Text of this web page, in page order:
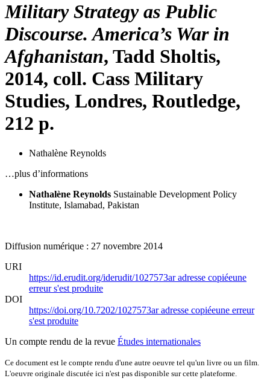
Military Strategy as Public
Discourse. America’s War in
Afghanistan, Tadd Sholtis,
2014, coll. Cass Military
Studies, Londres, Routledge,
212 p.
Nathalène Reynolds
…plus d’informations
Nathalène Reynolds Sustainable Development Policy
Institute, Islamabad, Pakistan
Diffusion numérique : 27 novembre 2014
URI
https://id.erudit.org/iderudit/1027573aradresse copiéeune
erreur s'est produite
DOI
https://doi.org/10.7202/1027573aradresse copiéeune erreur
s'est produite
Un compte rendu de la revue Études internationales
Ce document est le compte rendu d'une autre oeuvre tel qu'un livre ou un film.
L'oeuvre originale discutée ici n'est pas disponible sur cette plateforme.